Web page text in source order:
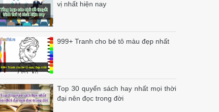
vị nhất hiện nay
999+ Tranh cho bé tô màu đẹp nhất
Top 30 quyển sách hay nhất mọi thời
đại nên đọc trong đời